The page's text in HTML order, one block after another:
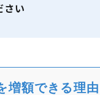
さい
増額できる理由